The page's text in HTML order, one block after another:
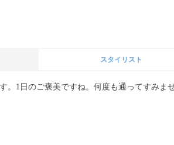
スタイリスト
。1日のご褒美ですね。何度も通ってすみま